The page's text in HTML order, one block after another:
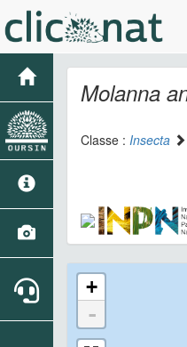
Molanna
Classe : Insecta
+
-